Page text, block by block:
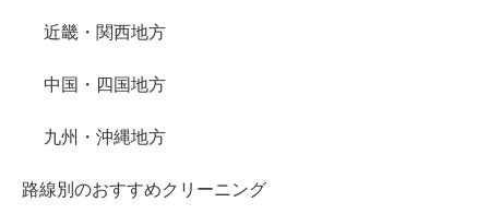
近畿・関西地方
中国・四国地方
九州・沖縄地方
路線別のおすすめクリーニング